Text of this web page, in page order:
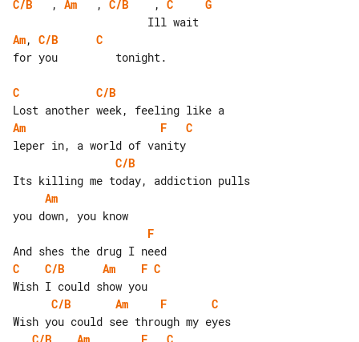
C/B
   ,
Am
   ,
C/B
    ,
C
G
Am, C/B
C
for you         tonight.
C
C/B
Am
F
C
C/B
Am
F
C
C/B Am F C
C/B
Am F
C